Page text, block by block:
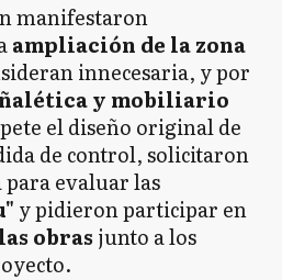
manifestaron
ampliación de la zona
innecesaria, y por
y mobiliario
el diseño original de
de control, solicitaron
para evaluar las
y pidieron participar en
obras junto a los